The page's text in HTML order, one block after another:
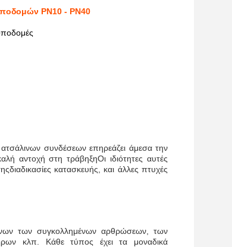
PN10 - PN40
συνδέσεων επηρεάζει άμεσα την
αντοχή στη τράβηξηΟι ιδιότητες αυτές
κατασκευής, και άλλες πτυχές
των συγκολλημένων αρθρώσεων, των
κλπ. Κάθε τύπος έχει τα μοναδικά